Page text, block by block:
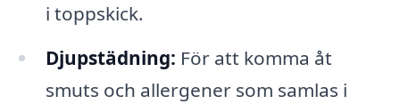
i toppskick.
Djupstädning: För att komma åt
smuts och allergener som samlas i